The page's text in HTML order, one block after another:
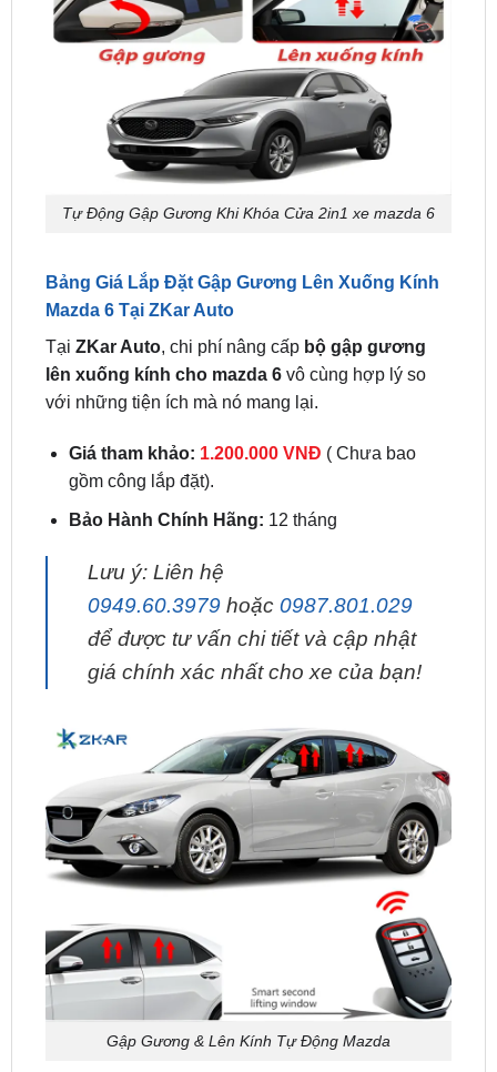
Tự Động Gập Gương Khi Khóa Cửa 2in1 xe mazda 6
Bảng Giá Lắp Đặt Gập Gương Lên Xuống Kính
TạiZKar Auto , chi phí nâng cấpbộ gập gương
lên xuống kính cho mazda 6
với những tiện ích mà nó mang lại.
Giá tham khảo:1.200.000 VNĐ
Bảo Hành Chính Hãng:12 tháng
Lưu ý: Liên hệ
để được tư vấn chi tiết và cập nhật
giá chính xác nhất cho xe của bạn!
Gập Gương & Lên Kính Tự Động Mazda
Quy trình lắp gập gương lên xuống kính Mazda